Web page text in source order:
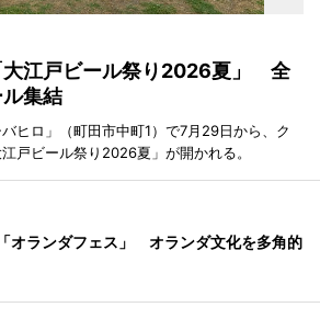
大江戸ビール祭り2026夏」 全
集結
ヒロ」（町田市中町1）で7月29日から、ク
戸ビール祭り2026夏」が開かれる。
オランダフェス」 オランダ文化を多角的